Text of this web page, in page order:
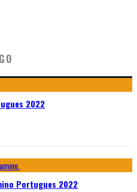
2022
Portugues 2022